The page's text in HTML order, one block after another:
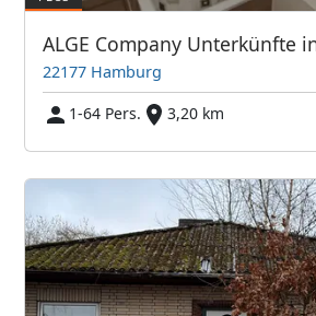
22177 Hamburg
1-64 Pers.
3,20 km